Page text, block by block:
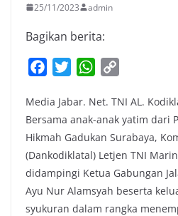
25/11/2023 admin
Bagikan berita:
c
e
b
o
o
k
i
t
t
e
r
W
a
t
s
A
p
p
p
y
L
i
n
k
Media Jabar. Net. TNI AL.
Bersama anak-anak yatim dari
Hikmah Gadukan Surabaya,
(Dankodiklatal) Letjen TNI
didampingi Ketua Gabungan
Ayu Nur Alamsyah beserta
syukuran dalam rangka